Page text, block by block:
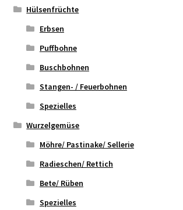
Hülsenfrüchte
Erbsen
Puffbohne
Buschbohnen
Stangen- / Feuerbohnen
Spezielles
Wurzelgemüse
Möhre/ Pastinake/ Sellerie
Radieschen/ Rettich
Bete/ Rüben
Spezielles